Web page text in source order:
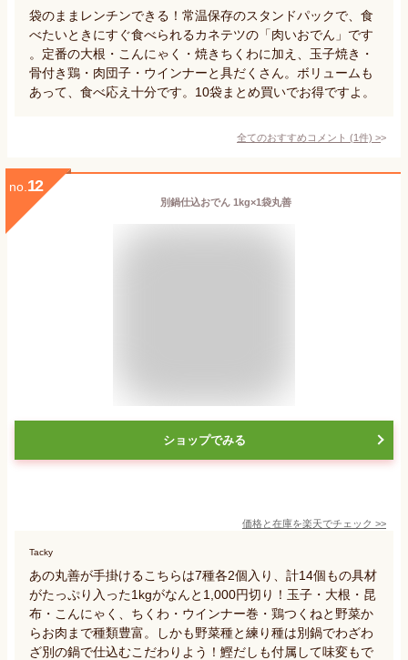
袋のままレンチンできる！常温保存のスタンドパックで、食
べたいときにすぐ食べられるカネテツの「肉いおでん」です
。定番の大根・こんにゃく・焼きちくわに加え、玉子焼き・
骨付き鶏・肉団子・ウインナーと具だくさん。ボリュームも
あって、食べ応え十分です。10袋まとめ買いでお得ですよ。
全てのおすすめコメント (1件) >
no. 12
別鍋仕込おでん 1kg×1袋丸善
ショップでみる
価格と在庫を楽天でチェック >>
Tacky
あの丸善が手掛けるこちらは7種各2個入り、計14個もの具材
がたっぷり入った1kgがなんと1,000円切り！玉子・大根・昆
布・こんにゃく、ちくわ・ウインナー巻・鶏つくねと野菜か
らお肉まで種類豊富。しかも野菜種と練り種は別鍋でわざわ
ざ別の鍋で仕込むこだわりよう！鰹だしも付属して味変もで